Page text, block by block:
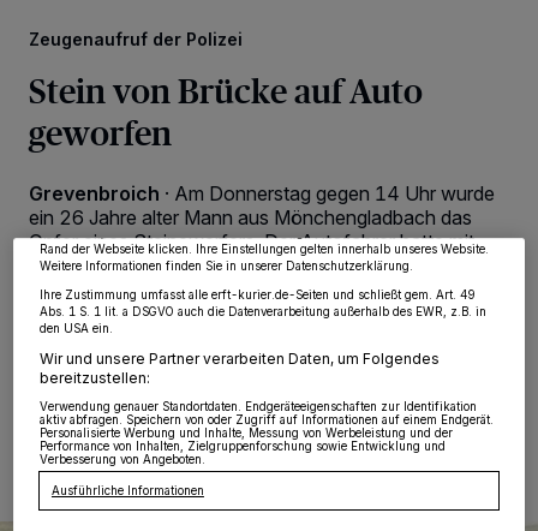
Zeugenaufruf der Polizei
Stein von Brücke auf Auto
geworfen
Grevenbroich · Am Donnerstag gegen 14 Uhr wurde
ein 26 Jahre alter Mann aus Mönchengladbach das
Opfer eines Steinewerfers. Der Autofahrer hatte mit
seinem Ford Fiesta die L 116 in Richtung Grevenbroich
befahren, als er in Höhe des Golfklubs eine Person auf
einer Fußgängerbrücke bemerkte.
26.06.2021 , 15:58 Uhr Eine Minute Lesezeit
wie Browserdaten oder eindeutige Kennungen auf Ihrem Gerät zu. Durch Auswahl
von OK aktivieren Sie Tracking-Technologien für die unter „Wir und unsere
Zwecke. Wenn Tracker deaktiviert sind, sind manche Inhalte und Anzeigen
möglicherweise nicht mehr so relevant für Sie. Sie können dieses Menü jederzeit
wieder aufrufen, um Ihre Einstellungen zu ändern oder Ihre Einwilligung zu
widerrufen, indem Sie auf den Link Einstellungen oder Ablehnen am unteren
Rand der Webseite klicken. Ihre Einstellungen gelten innerhalb unseres Website.
Weitere Informationen finden Sie in unserer Datenschutzerklärung.
Ihre Zustimmung umfasst alle erft-kurier.de-Seiten und schließt gem. Art. 49
Abs. 1 S. 1 lit. a DSGVO auch die Datenverarbeitung außerhalb des EWR, z.B. in
den USA ein.
Wir und unsere Partner verarbeiten Daten, um Folgendes
bereitzustellen:
Verwendung genauer Standortdaten. Endgeräteeigenschaften zur Identifikation
aktiv abfragen. Speichern von oder Zugriff auf Informationen auf einem Endgerät.
Personalisierte Werbung und Inhalte, Messung von Werbeleistung und der
Performance von Inhalten, Zielgruppenforschung sowie Entwicklung und
Verbesserung von Angeboten.
Ausführliche Informationen